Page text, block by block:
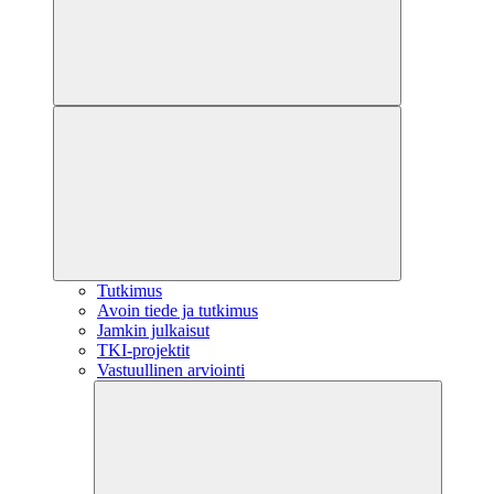
Tutkimus
Avoin tiede ja tutkimus
Jamkin julkaisut
TKI-projektit
Vastuullinen arviointi